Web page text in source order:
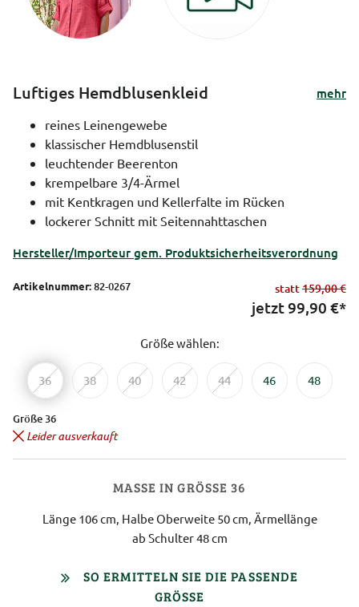
Luftiges Hemdblusenkleid
mehr
reines Leinengewebe
klassischer Hemdblusenstil
leuchtender Beerenton
krempelbare 3/4-Ärmel
mit Kentkragen und Kellerfalte im Rücken
lockerer Schnitt mit Seitennahttaschen
Hersteller/Importeur gem. Produktsicherheitsverordnung
Artikelnummer:82-0267 statt159,00 €
jetzt99,90 €*
Größe wählen:
36 38 40 42 44 46 48
Größe 36
Leider ausverkauft
MASSE IN GRÖSSE 36
Länge 106 cm, Halbe Oberweite 50 cm, Ärmellänge
ab Schulter 48 cm
SO ERMITTELN SIE DIE PASSENDE
GRÖSSE